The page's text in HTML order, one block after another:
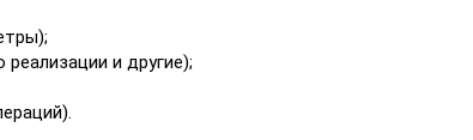
и другие);